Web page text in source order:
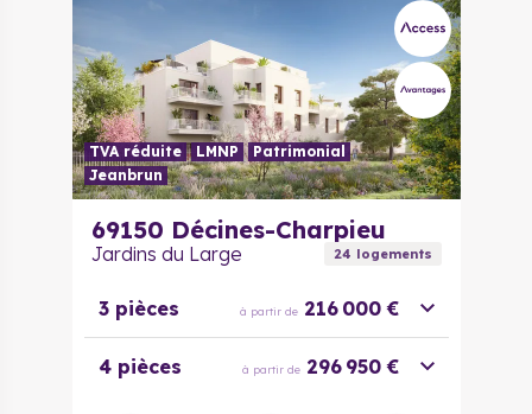
TVA réduite LMNP
Patrimonial
Jeanbrun
69150 Décines-Charpieu
Jardins du Large 24 logements
3 pièces à partir de 216 000 €
4 pièces à partir de 296 950 €